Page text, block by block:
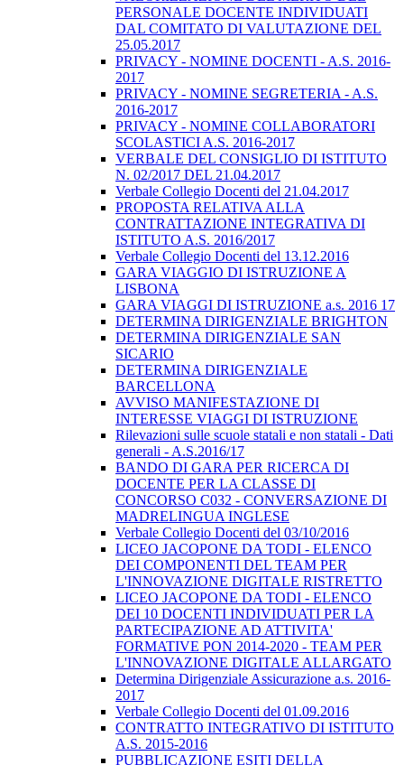
PERSONALE DOCENTE INDIVIDUATI
DAL COMITATO DI VALUTAZIONE DEL
25.05.2017
PRIVACY - NOMINE DOCENTI - A.S. 2016-
2017
PRIVACY - NOMINE SEGRETERIA - A.S.
2016-2017
PRIVACY - NOMINE COLLABORATORI
SCOLASTICI A.S. 2016-2017
VERBALE DEL CONSIGLIO DI ISTITUTO
N. 02/2017 DEL 21.04.2017
Verbale Collegio Docenti del 21.04.2017
PROPOSTA RELATIVA ALLA
CONTRATTAZIONE INTEGRATIVA DI
ISTITUTO A.S. 2016/2017
Verbale Collegio Docenti del 13.12.2016
GARA VIAGGIO DI ISTRUZIONE A
LISBONA
GARA VIAGGI DI ISTRUZIONE a.s. 2016 17
DETERMINA DIRIGENZIALE BRIGHTON
DETERMINA DIRIGENZIALE SAN
SICARIO
DETERMINA DIRIGENZIALE
BARCELLONA
AVVISO MANIFESTAZIONE DI
INTERESSE VIAGGI DI ISTRUZIONE
Rilevazioni sulle scuole statali e non statali - Dati
generali - A.S.2016/17
BANDO DI GARA PER RICERCA DI
DOCENTE PER LA CLASSE DI
CONCORSO C032 - CONVERSAZIONE DI
MADRELINGUA INGLESE
Verbale Collegio Docenti del 03/10/2016
LICEO JACOPONE DA TODI - ELENCO
DEI COMPONENTI DEL TEAM PER
L'INNOVAZIONE DIGITALE RISTRETTO
LICEO JACOPONE DA TODI - ELENCO
DEI 10 DOCENTI INDIVIDUATI PER LA
PARTECIPAZIONE AD ATTIVITA'
FORMATIVE PON 2014-2020 - TEAM PER
L'INNOVAZIONE DIGITALE ALLARGATO
Determina Dirigenziale Assicurazione a.s. 2016-
2017
Verbale Collegio Docenti del 01.09.2016
CONTRATTO INTEGRATIVO DI ISTITUTO
A.S. 2015-2016
PUBBLICAZIONE ESITI DELLA